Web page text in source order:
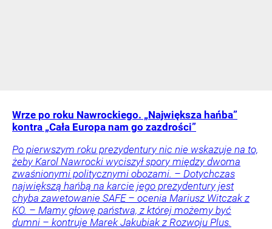
Wrze po roku Nawrockiego. „Największa hańba”
kontra „Cała Europa nam go zazdrości”
Po pierwszym roku prezydentury nic nie wskazuje na to,
żeby Karol Nawrocki wyciszył spory między dwoma
zwaśnionymi politycznymi obozami. – Dotychczas
największą hańbą na karcie jego prezydentury jest
chyba zawetowanie SAFE – ocenia Mariusz Witczak z
KO. – Mamy głowę państwa, z której możemy być
dumni – kontruje Marek Jakubiak z Rozwoju Plus.